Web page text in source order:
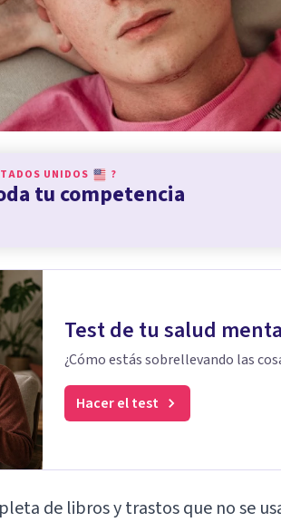
UNIDOS ?
tu competencia
Test de tu salud
¿Cómo estás sobrellevando las
Hacer el test
de libros y trastos que no se